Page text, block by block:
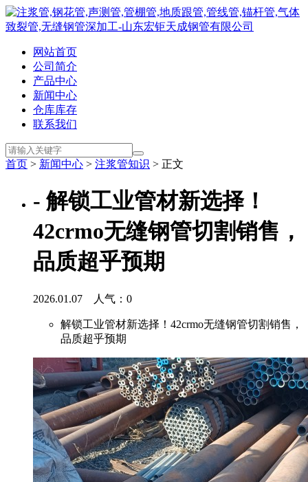
网站首页
公司简介
产品中心
新闻中心
仓库库存
联系我们
首页 > 新闻中心 > 注浆管知识 > 正文
- 解锁工业管材新选择！
42crmo无缝钢管切割销售，
品质超乎预期
2026.01.07 人气： 0
解锁工业管材新选择！42crmo无缝钢管切割销售，
品质超乎预期